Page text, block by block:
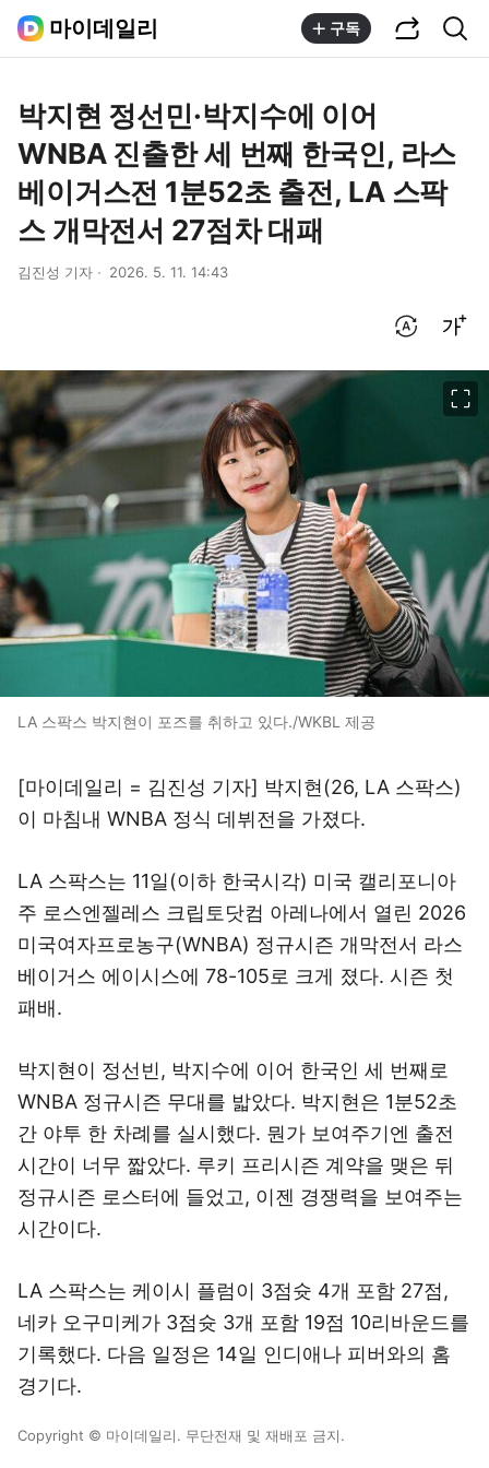
마이데일리 구독
박지현 정선민·박지수에 이어
WNBA 진출한 세 번째 한국인, 라스
베이거스전 1분52초 출전, LA 스팍
스 개막전서 27점차 대패
김진성 기자 2026. 5. 11. 14:43
LA 스팍스 박지현이 포즈를 취하고 있다./WKBL 제공
[마이데일리 = 김진성 기자] 박지현(26, LA 스팍스)
이 마침내 WNBA 정식 데뷔전을 가졌다.
LA 스팍스는 11일(이하 한국시각) 미국 캘리포니아
주 로스엔젤레스 크립토닷컴 아레나에서 열린 2026
미국여자프로농구(WNBA) 정규시즌 개막전서 라스
베이거스 에이시스에 78-105로 크게 졌다. 시즌 첫
패배.
박지현이 정선빈, 박지수에 이어 한국인 세 번째로
WNBA 정규시즌 무대를 밟았다. 박지현은 1분52초
간 야투 한 차례를 실시했다. 뭔가 보여주기엔 출전
시간이 너무 짧았다. 루키 프리시즌 계약을 맺은 뒤
정규시즌 로스터에 들었고, 이젠 경쟁력을 보여주는
시간이다.
LA 스팍스는 케이시 플럼이 3점슛 4개 포함 27점,
네카 오구미케가 3점슛 3개 포함 19점 10리바운드를
기록했다. 다음 일정은 14일 인디애나 피버와의 홈
경기다.
Copyright © 마이데일리. 무단전재 및 재배포 금지.